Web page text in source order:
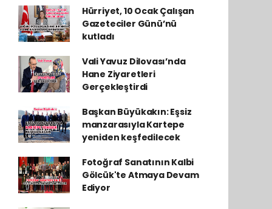
Hürriyet, 10 Ocak Çalışan
Gazeteciler Günü’nü
kutladı
Vali Yavuz Dilovası’nda
Hane Ziyaretleri
Gerçekleştirdi
Başkan Büyükakın: Eşsiz
manzarasıyla Kartepe
yeniden keşfedilecek
Fotoğraf Sanatının Kalbi
Gölcük'te Atmaya Devam
Ediyor